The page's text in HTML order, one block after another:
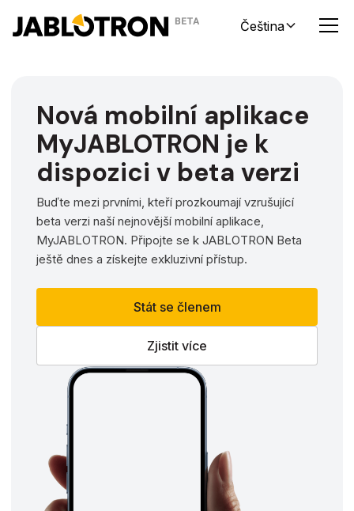
Čeština
Nová mobilní aplikace
MyJABLOTRON je k
dispozici v beta verzi
Buďte mezi prvními, kteří prozkoumají vzrušující
beta verzi naší nejnovější mobilní aplikace,
MyJABLOTRON. Připojte se k JABLOTRON Beta
ještě dnes a získejte exkluzivní přístup.
Stát se členem
Zjistit více